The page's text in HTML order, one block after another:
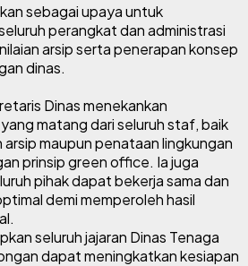
sebagai upaya untuk
perangkat dan administrasi
arsip serta penerapan konsep
dinas.
Dinas menekankan
matang dari seluruh staf, baik
maupun penataan lingkungan
prinsip green office. Ia juga
pihak dapat bekerja sama dan
demi memperoleh hasil
seluruh jajaran Dinas Tenaga
dapat meningkatkan kesiapan